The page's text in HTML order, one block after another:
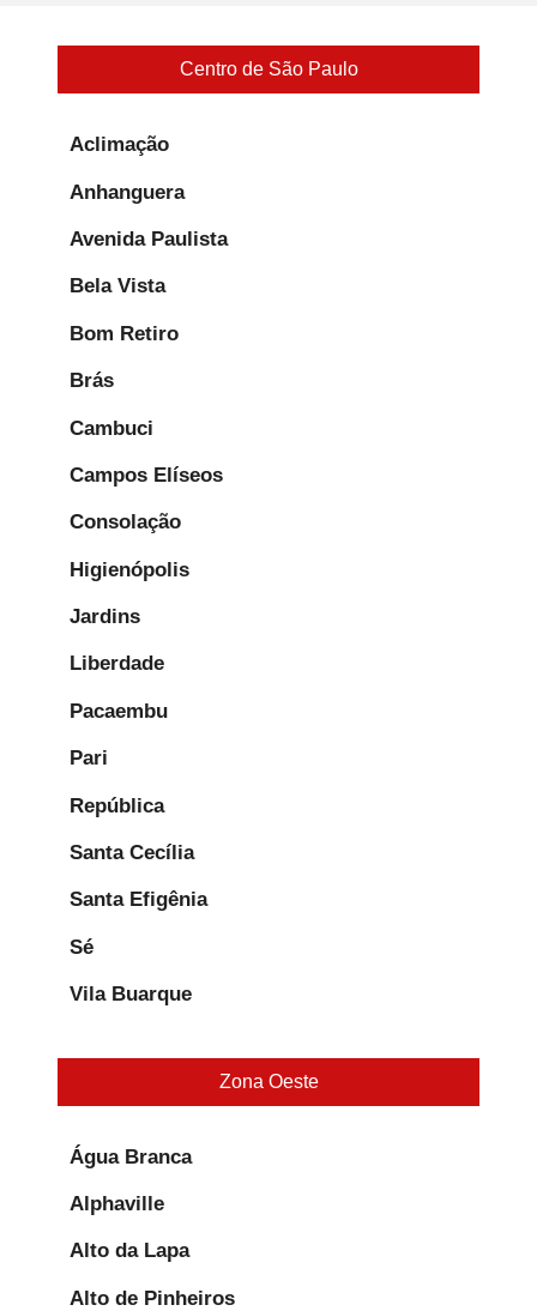
Centro de São Paulo
Aclimação
Anhanguera
Avenida Paulista
Bela Vista
Bom Retiro
Brás
Cambuci
Campos Elíseos
Consolação
Higienópolis
Jardins
Liberdade
Pacaembu
Pari
República
Santa Cecília
Santa Efigênia
Sé
Vila Buarque
Zona Oeste
Água Branca
Alphaville
Alto da Lapa
Alto de Pinheiros